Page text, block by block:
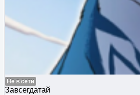
Не в сети
Завсегдатай